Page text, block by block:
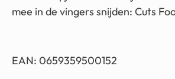
mee in de vingers snijden: Cuts
EAN: 0659359500152